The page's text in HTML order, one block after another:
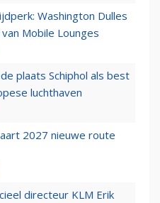
Washington Dulles
Mobile Lounges
plaats Schiphol als best
luchthaven
2027 nieuwe route
directeur KLM Erik